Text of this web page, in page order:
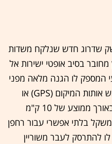
שדרוג חדש שנלקח משדות
בסיב אופטי ישירות אל
המספק לו הגנה מלאה מפני
ניסיונות הפלה באמצעות שיבוש אותות המיקום (GPS) או
הרדיו. מדובר בסיבים דקיקים באורך ממוצע של 10 ק"מ
1.5 ק"ג, לא משקל בלתי אפשרי עבור רחפן
להתרסק לעבר משוריין